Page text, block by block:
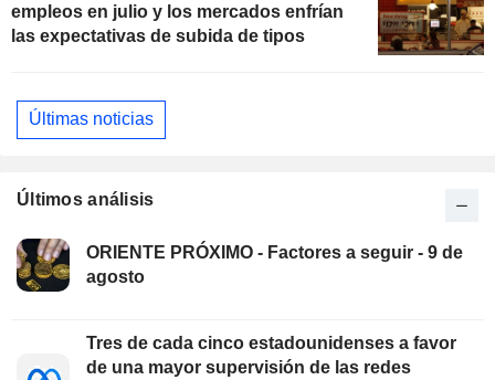
empleos en julio y los mercados enfrían
las expectativas de subida de tipos
Últimas noticias
Últimos análisis
ORIENTE PRÓXIMO - Factores a seguir - 9 de
agosto
Tres de cada cinco estadounidenses a favor
de una mayor supervisión de las redes